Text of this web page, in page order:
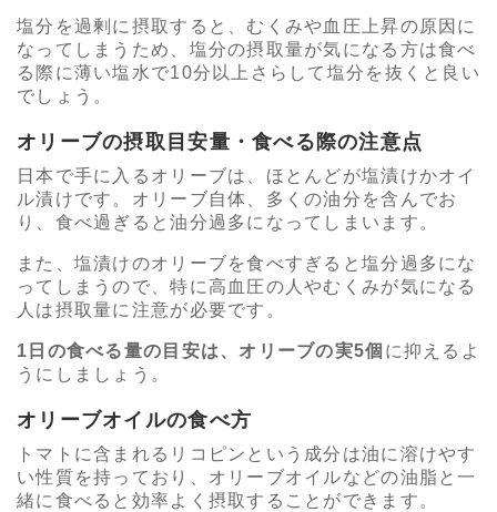
塩分を過剰に摂取すると、むくみや血圧上昇の原因に
なってしまうため、塩分の摂取量が気になる方は食べ
る際に薄い塩水で10分以上さらして塩分を抜くと良い
でしょう。
オリーブの摂取目安量・食べる際の注意点
日本で手に入るオリーブは、ほとんどが塩漬けかオイ
ル漬けです。オリーブ自体、多くの油分を含んでお
り、食べ過ぎると油分過多になってしまいます。
また、塩漬けのオリーブを食べすぎると塩分過多にな
ってしまうので、特に高血圧の人やむくみが気になる
人は摂取量に注意が必要です。
1日の食べる量の目安は、オリーブの実5個 に抑えるよ
うにしましょう。
オリーブオイルの食べ方
トマトに含まれるリコピンという成分は油に溶けやす
い性質を持っており、オリーブオイルなどの油脂と一
緒に食べると効率よく摂取することができます。